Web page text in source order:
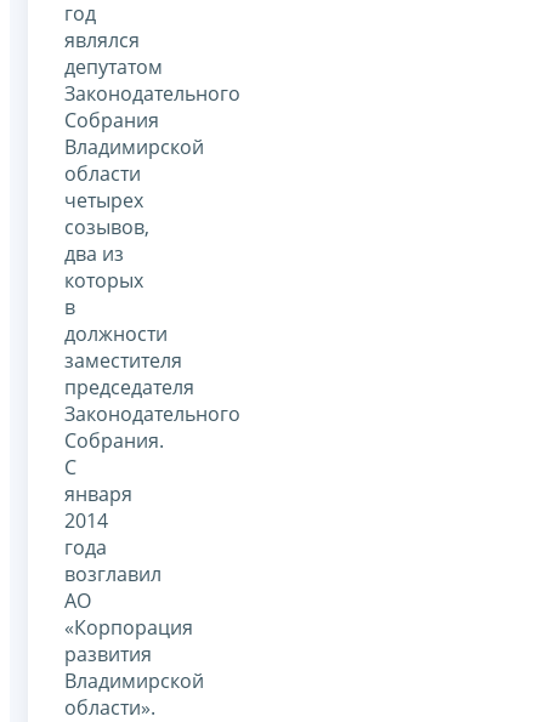
год
являлся
депутатом
Законодательного
Собрания
Владимирской
области
четырех
созывов,
два из
которых
в
должности
заместителя
председателя
Законодательного
Собрания.
С
января
2014
года
возглавил
АО
«Корпорация
развития
Владимирской
области».